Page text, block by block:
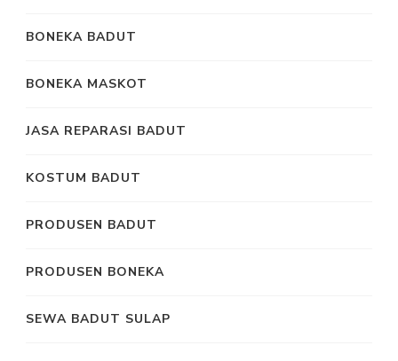
BONEKA BADUT
BONEKA MASKOT
JASA REPARASI BADUT
KOSTUM BADUT
PRODUSEN BADUT
PRODUSEN BONEKA
SEWA BADUT SULAP